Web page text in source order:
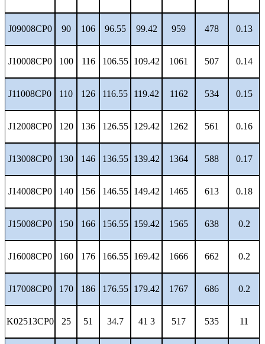
J09008CP0 90 106 96.55 99.42 959 478 0.13
J10008CP0 100 116 106.55 109.42 1061 507 0.14
J11008CP0 110 126 116.55 119.42 1162 534 0.15
J12008CP0 120 136 126.55 129.42 1262 561 0.16
J13008CP0 130 146 136.55 139.42 1364 588 0.17
J14008CP0 140 156 146.55 149.42 1465 613 0.18
J15008CP0 150 166 156.55 159.42 1565 638 0.2
J16008CP0 160 176 166.55 169.42 1666 662 0.2
J17008CP0 170 186 176.55 179.42 1767 686 0.2
K02513CP0 25 51 34.7 41 3 517 535 11